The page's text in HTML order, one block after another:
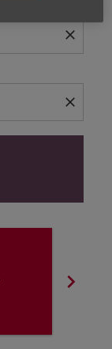
close
close
chevron_right